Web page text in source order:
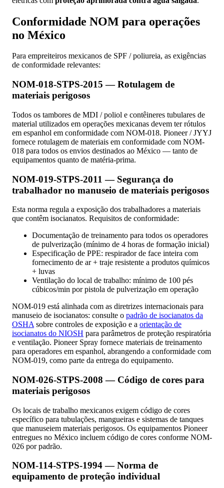
Conformidade NOM para operações
no México
Para empreiteiros mexicanos de SPF / poliureia, as exigências
de conformidade relevantes:
NOM-018-STPS-2015 — Rotulagem de
materiais perigosos
Todos os tambores de MDI / poliol e contêineres tubulares de
material utilizados em operações mexicanas devem ter rótulos
em espanhol em conformidade com NOM-018. Pioneer / JYYJ
fornece rotulagem de materiais em conformidade com NOM-
018 para todos os envios destinados ao México — tanto de
equipamentos quanto de matéria-prima.
NOM-019-STPS-2011 — Segurança do
trabalhador no manuseio de materiais perigosos
Esta norma regula a exposição dos trabalhadores a materiais
que contêm isocianatos. Requisitos de conformidade:
Documentação de treinamento para todos os operadores
de pulverização (mínimo de 4 horas de formação inicial)
Especificação de PPE: respirador de face inteira com
fornecimento de ar + traje resistente a produtos químicos
+ luvas
Ventilação do local de trabalho: mínimo de 100 pés
cúbicos/min por pistola de pulverização em operação
NOM-019 está alinhada com as diretrizes internacionais para
manuseio de isocianatos: consulte o padrão de isocianatos da
OSHA sobre controles de exposição e a orientação de
isocianatos do NIOSH para parâmetros de proteção respiratória
e ventilação. Pioneer Spray fornece materiais de treinamento
para operadores em espanhol, abrangendo a conformidade com
NOM-019, como parte da entrega do equipamento.
NOM-026-STPS-2008 — Código de cores para
materiais perigosos
Os locais de trabalho mexicanos exigem código de cores
específico para tubulações, mangueiras e sistemas de tanques
que manuseiem materiais perigosos. Os equipamentos Pioneer
entregues no México incluem código de cores conforme NOM-
026 por padrão.
NOM-114-STPS-1994 — Norma de
equipamento de proteção individual